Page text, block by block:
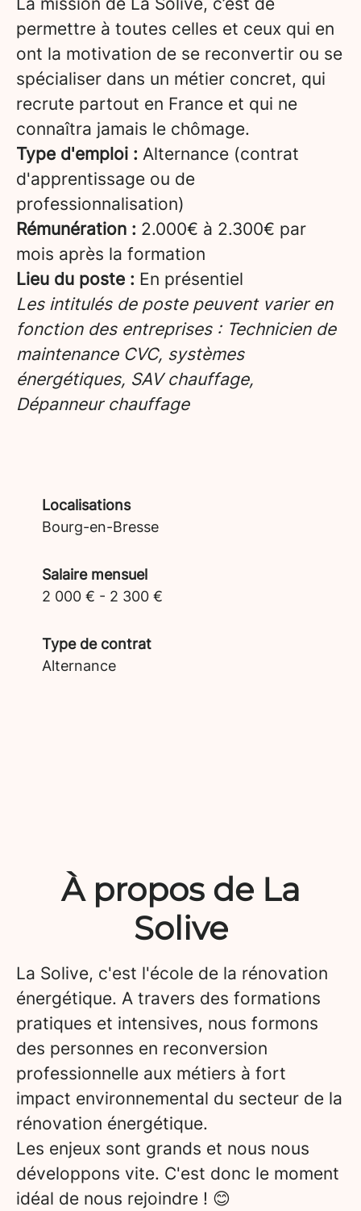
permettre à toutes celles et ceux qui en
ont la motivation de se reconvertir ou se
spécialiser dans un métier concret, qui
recrute partout en France et qui ne
connaîtra jamais le chômage.
Type d'emploi : Alternance (contrat
d'apprentissage ou de
professionnalisation)
Rémunération : 2.000€ à 2.300€ par
mois après la formation
Lieu du poste : En présentiel
Les intitulés de poste peuvent varier en
fonction des entreprises : Technicien de
maintenance CVC, systèmes
énergétiques, SAV chauffage,
Dépanneur chauffage
Localisations
Bourg-en-Bresse
Salaire mensuel
2 000 € - 2 300 €
Type de contrat
Alternance
À propos de La
Solive
La Solive, c'est l'école de la rénovation
énergétique. A travers des formations
pratiques et intensives, nous formons
des personnes en reconversion
professionnelle aux métiers à fort
impact environnemental du secteur de la
rénovation énergétique.
Les enjeux sont grands et nous nous
développons vite. C'est donc le moment
idéal de nous rejoindre ! 😊